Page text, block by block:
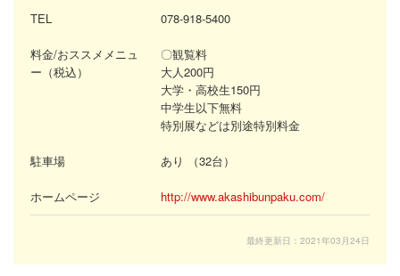
TEL 078‐918-5400
料金/おススメメニュ
ー（税込）
〇観覧料
大人200円
大学・高校生150円
中学生以下無料
特別展などは別途特別料金
駐車場 あり （32台）
ホームページ http://www.akashibunpaku.com/
最終更新日：2021年03月24日